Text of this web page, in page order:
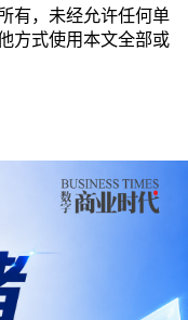
有，未经允许任何单
方式使用本文全部或